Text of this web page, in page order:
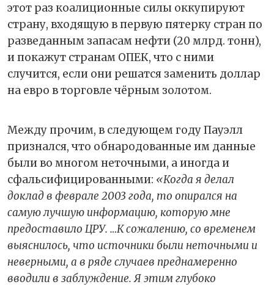
этот раз коалиционные силы оккупируют
страну, входящую в первую пятерку стран по
разведанным запасам нефти (20 млрд. тонн),
и покажут странам ОПЕК, что с ними
случится, если они решатся заменить доллар
на евро в торговле чёрным золотом.
Между прочим, в следующем году Пауэлл
признался, что обнародованные им данные
были во многом неточными, а иногда и
сфальсифицированными: «Когда я делал
доклад в феврале 2003 года, то опирался на
самую лучшую информацию, которую мне
предоставило ЦРУ. …К сожалению, со временем
выяснилось, что источники были неточными и
неверными, а в ряде случаев преднамеренно
вводили в заблуждение. Я этим глубоко